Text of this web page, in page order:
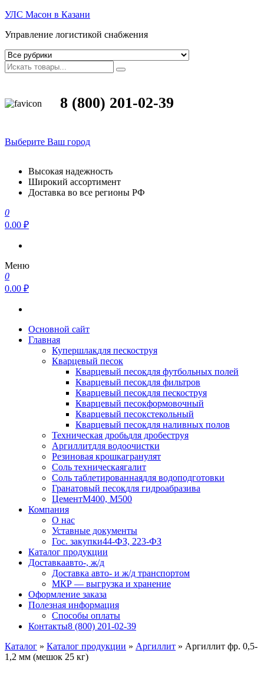
УЛС Масон в Казани
Управление логистикой снабжения
8 (800) 201-02-39
Выберите Ваш город
Высокая надежность
Широкий ассортимент
Доставка во все регионы РФ
0
0.00 ₽
Меню
0
0.00 ₽
Основной сайт
Главная
Купершлакдля пескоструя
Кварцевый песок
Кварцевый песокдля футбольных полей
Кварцевый песокдля фильтров
Кварцевый песокдля пескоструя
Кварцевый песокформовочный
Кварцевый песокстекольный
Кварцевый песокдля наливных полов
Техническая дробьдля дробеструя
Аргиллитдля водоочистки
Резиновая крошкагранулят
Соль техническаягалит
Соль таблетированнаядля водоподготовки
Гранатовый песокдля гидроабразива
ЦементМ400, М500
Компания
О нас
Уставные документы
Гос. закупки44-ФЗ, 223-ФЗ
Каталог продукции
Доставкаавто-, ж/д
Доставка авто- и ж/д транспортом
МКР — выгрузка и хранение
Оформление заказа
Полезная информация
Способы оплаты
Контакты8 (800) 201-02-39
Каталог » Каталог продукции » Аргиллит » Аргиллит фр. 0,5-
1,2 мм (мешок 25 кг)